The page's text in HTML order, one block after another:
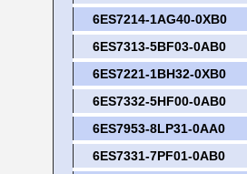
6ES7214-1AG40-0XB0
6ES7313-5BF03-0AB0
6ES7221-1BH32-0XB0
6ES7332-5HF00-0AB0
6ES7953-8LP31-0AA0
6ES7331-7PF01-0AB0